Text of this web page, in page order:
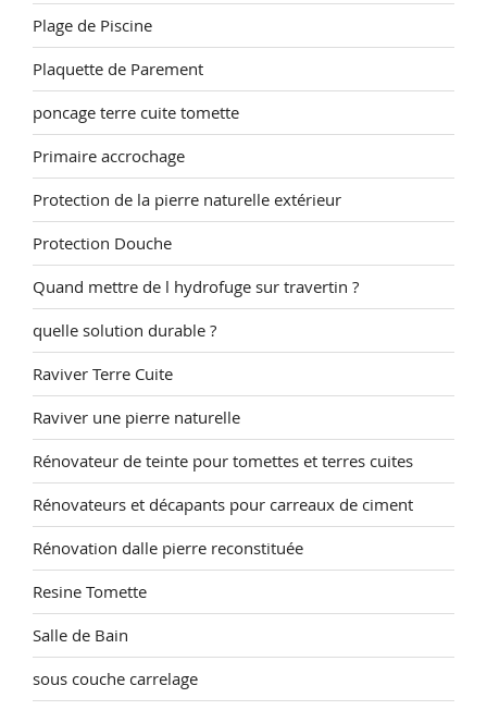
Plage de Piscine
Plaquette de Parement
poncage terre cuite tomette
Primaire accrochage
Protection de la pierre naturelle extérieur
Protection Douche
Quand mettre de l hydrofuge sur travertin ?
quelle solution durable ?
Raviver Terre Cuite
Raviver une pierre naturelle
Rénovateur de teinte pour tomettes et terres cuites
Rénovateurs et décapants pour carreaux de ciment
Rénovation dalle pierre reconstituée
Resine Tomette
Salle de Bain
sous couche carrelage